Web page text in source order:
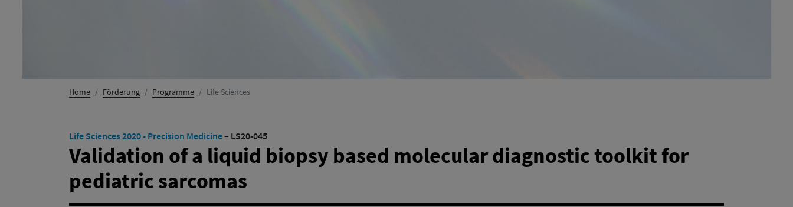
Home Förderung Programme Life Sciences
Life Sciences 2020 - Precision Medicine– LS20-045
Validation of a liquid biopsy based molecular diagnostic toolkit for
pediatric sarcomas